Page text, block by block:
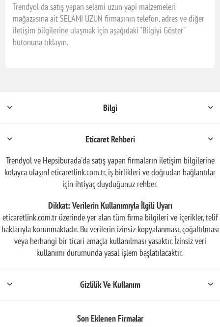
Trendyol da satış yapan selami uzun yapi malzemeleri
mağazasına ait SELAMI UZUN firmasının telefon, adres ve diğer
iletişim bilgilerine ulaşmak için aşağıdaki "Bilgiyi Göster"
butonuna tıklayın.
Bilgi
Eticaret Rehberi
Trendyol ve Hepsiburada'da satış yapan firmaların iletişim bilgilerine
kolayca ulaşın! eticaretlink.com.tr, iş birlikleri ve doğrudan bağlantılar
için ihtiyaç duyduğunuz rehber.
Dikkat: Verilerin Kullanımıyla İlgili Uyarı
eticaretlink.com.tr üzerinde yer alan tüm firma bilgileri ve içerikler, telif
haklarıyla korunmaktadır. Bu verilerin izinsiz kopyalanması, çoğaltılması
veya herhangi bir ticari amaçla kullanılması yasaktır. İzinsiz veri
kullanımı durumunda yasal işlem başlatılacaktır.
Gizlilik Ve Kullanım
Son Eklenen Firmalar